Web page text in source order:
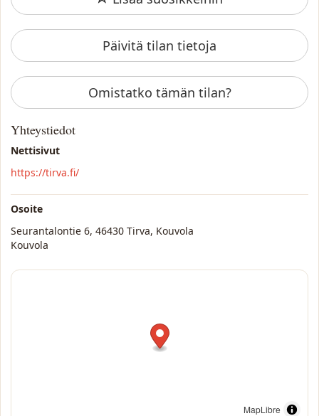
Päivitä tilan tietoja
Omistatko tämän tilan?
Yhteystiedot
Nettisivut
https://tirva.fi/
Osoite
Seurantalontie 6, 46430 Tirva, Kouvola
Kouvola
MapLibre